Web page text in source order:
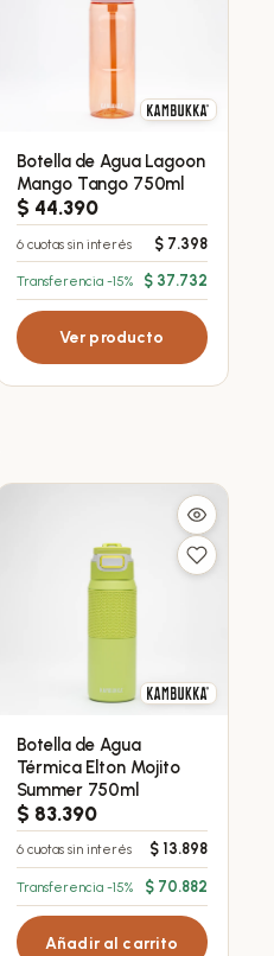
Botella de Agua Lagoon
Mango Tango 750ml
$ 44.390
6 cuotas sin interés $7.398
Transferencia -15% $37.732
Ver producto
Botella de Agua
Térmica Elton Mojito
Summer 750ml
$ 83.390
6 cuotas sin interés $13.898
Transferencia -15% $70.882
Añadir al carrito